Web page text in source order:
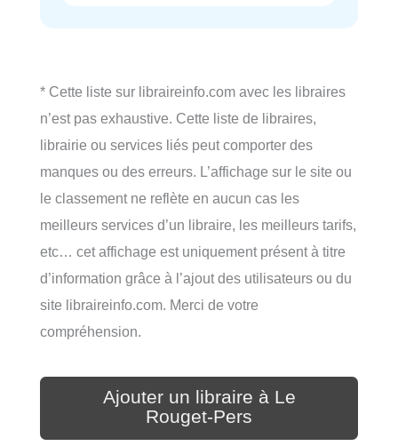
* Cette liste sur libraireinfo.com avec les libraires
n’est pas exhaustive. Cette liste de libraires,
librairie ou services liés peut comporter des
manques ou des erreurs. L’affichage sur le site ou
le classement ne reflète en aucun cas les
meilleurs services d’un libraire, les meilleurs tarifs,
etc… cet affichage est uniquement présent à titre
d’information grâce à l’ajout des utilisateurs ou du
site libraireinfo.com. Merci de votre
compréhension.
Ajouter un libraire à Le
Rouget-Pers